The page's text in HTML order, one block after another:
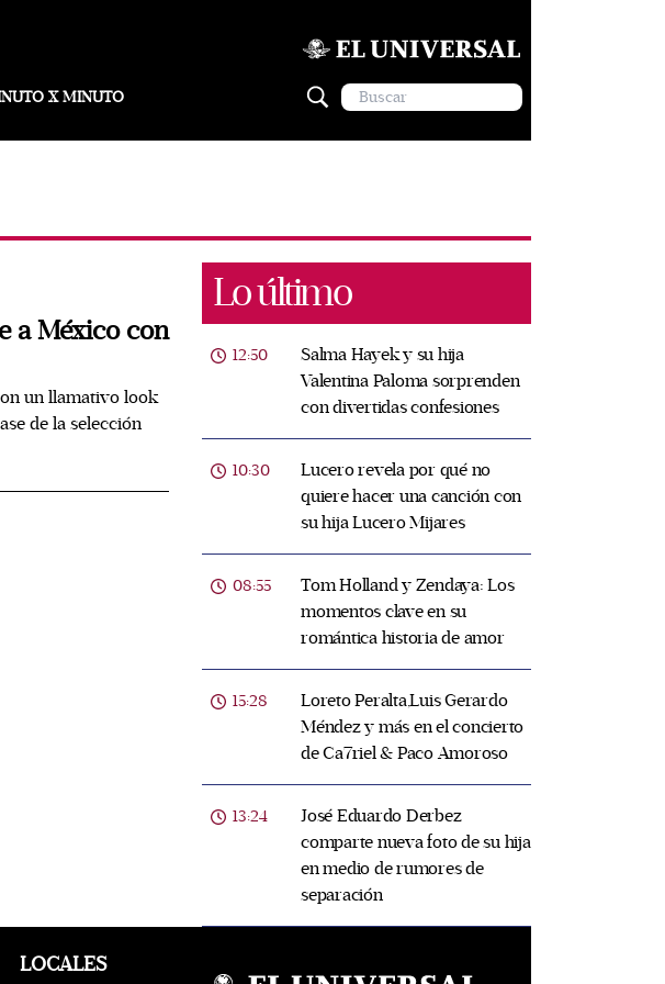
X MINUTO
a México con
un llamativo look
de la selección
Lo último
12:50
Salma Hayek y su hija
Valentina Paloma sorprenden
con divertidas confesiones
10:30
Lucero revela por qué no
quiere hacer una canción con
su hija Lucero Mijares
08:55
Tom Holland y Zendaya: Los
momentos clave en su
romántica historia de amor
15:28
Loreto Peralta,Luis Gerardo
Méndez y más en el concierto
de Ca7riel & Paco Amoroso
13:24
José Eduardo Derbez
comparte nueva foto de su hija
en medio de rumores de
separación
LOCALES